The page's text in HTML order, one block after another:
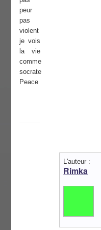
peur
pas
violent
je vois
la vie
comme
socrate
Peace
L'auteur :
Rimka